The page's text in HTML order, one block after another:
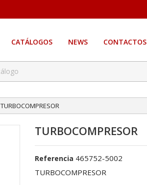
CATÁLOGOS NEWS CONTACTOS
TURBOCOMPRESOR
TURBOCOMPRESOR
Referencia 465752-5002
TURBOCOMPRESOR